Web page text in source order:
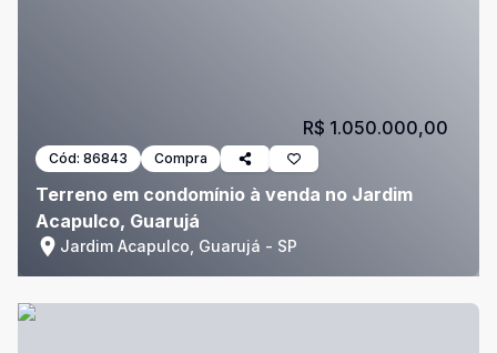
Cód: 86843 Compra
Terreno em condomínio à venda no Jardim
Acapulco, Guarujá
Jardim Acapulco, Guarujá - SP
R$ 1.050.000,00